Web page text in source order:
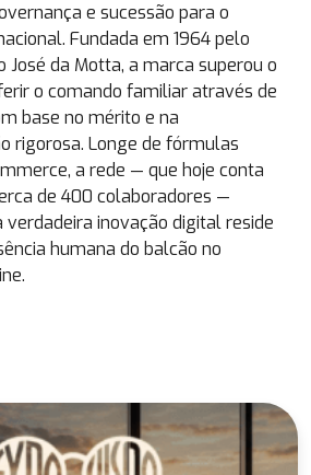
e sucessão para o
Fundada em 1964 pelo
José da Motta, a marca superou o
o comando familiar através de
base no mérito e na
rigorosa. Longe de fórmulas
a rede — que hoje conta
de 400 colaboradores —
inovação digital reside
humana do balcão no